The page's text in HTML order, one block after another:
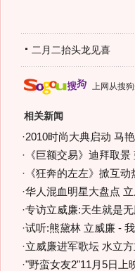
二月二抬头龙见喜
上网从搜
相关新闻
·2010时尚大典启动 马
· 《巨额交易》迪拜取
· 《狂奔的左左》掀互
·华人混血明星大盘点
·专访立威廉:天生就是
·试听:熊黛林 立威廉 -
·立威廉进军歌坛 水立
·"野蛮女友2"11月5日上